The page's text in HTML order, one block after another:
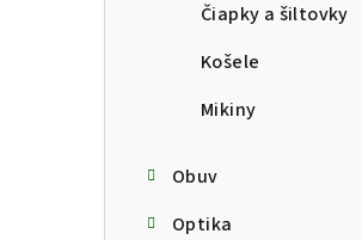
Čiapky a šiltovky
Košele
Mikiny
Obuv
Optika